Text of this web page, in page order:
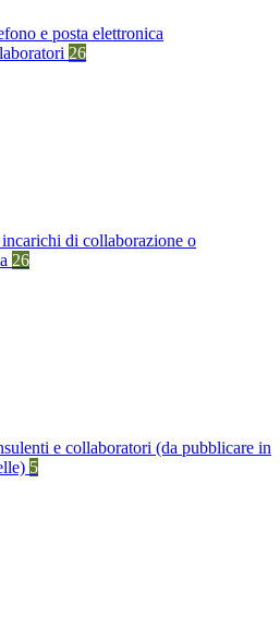
e posta elettronica
26
di collaborazione o
26
e collaboratori (da pubblicare in
5